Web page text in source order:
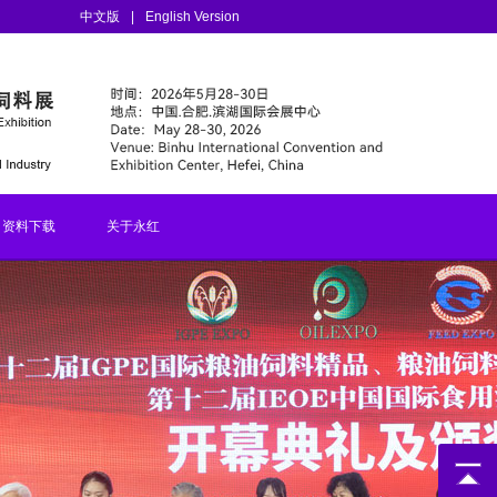
中文版 English Version
资料下载 关于永红